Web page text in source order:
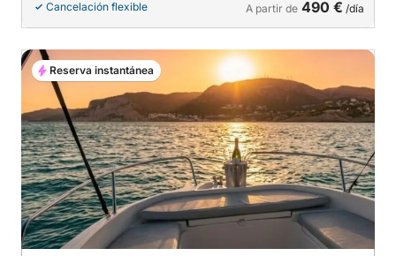
Cancelación flexible A partir de 490 € /día
Reserva instantánea